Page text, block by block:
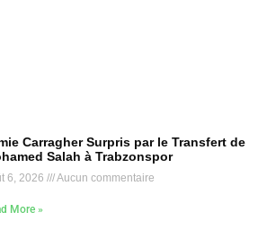
Carragher Surpris par le Transfert de
Salah à Trabzonspor
6, 2026 Aucun commentaire
More »